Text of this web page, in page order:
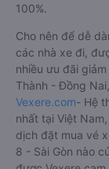
100%.
Cho nên để dễ
các nhà xe đi,
nhiều ưu đãi
Thành - Đồng
Vexere.com- Hệ
nhất tại Việt
dịch đặt mua vé
8 - Sài Gòn nào